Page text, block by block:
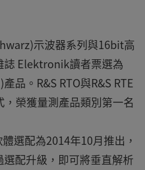
示波器系列與16bit高
誌 Elektronik讀者票選為
品。R&S RTO與R&S RTE
榮獲量測產品類別第一名
選配為2014年10月推出，
選配升級，即可將垂直解析